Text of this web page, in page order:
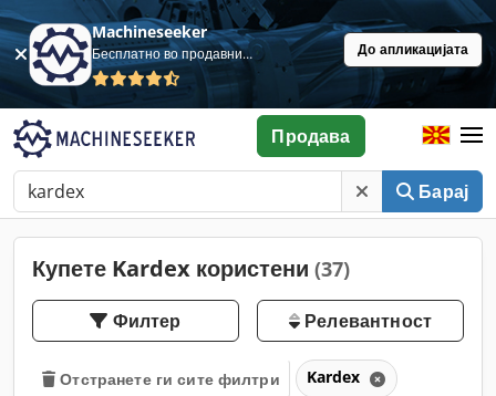
Machineseeker
Бесплатно во продавница До апликацијата
Барај
Продава
Купете Kardex користени (37)
Филтер Релевантност
Отстранете ги сите филтри Kardex